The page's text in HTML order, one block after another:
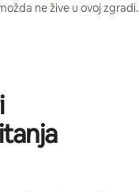
ne žive u ovoj zgradi.